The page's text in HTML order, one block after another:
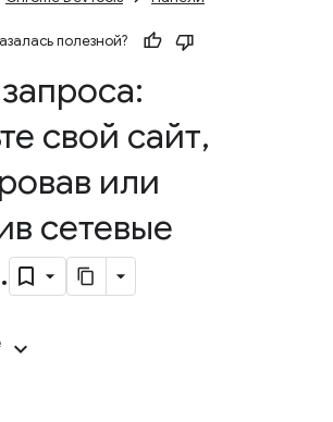
полезной?
свой сайт,
или
сетевые
.